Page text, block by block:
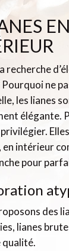
recherche
Pourquoi ne
les lianes
élégante.
en intérieur
pour
des
lianes
qualité.